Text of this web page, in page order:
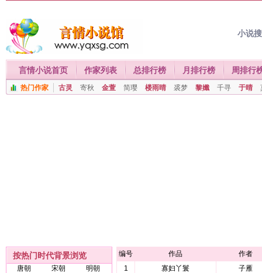
小说
言情小说首页 作家列表 总排行榜 月排行榜 周排行
热门作家 古灵 寄秋 金萱 简璎 楼雨晴 裘梦 黎孅 千寻 于晴
按热门时代背景浏览
唐朝 宋朝
明朝
编号 作品
作者
1
寡妇丫鬟
子雁